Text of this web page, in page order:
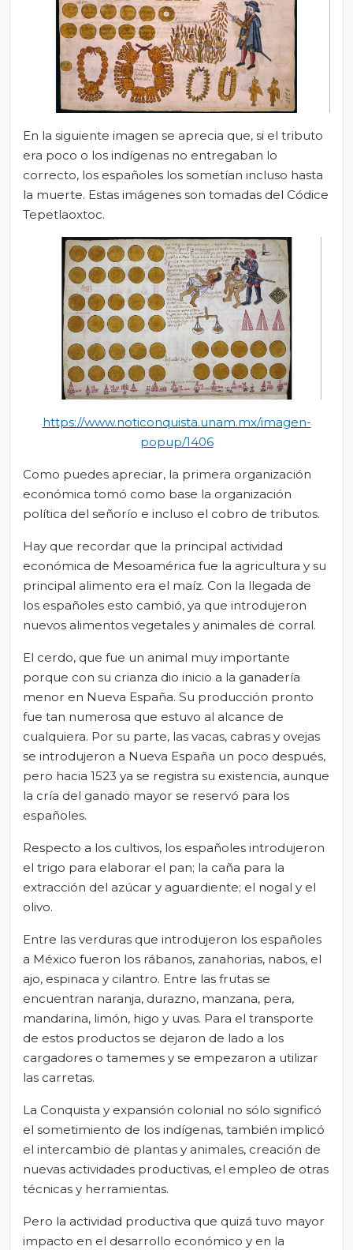
En la siguiente imagen se aprecia que, si el tributo
era poco o los indígenas no entregaban lo
correcto, los españoles los sometían incluso hasta
la muerte. Estas imágenes son tomadas del Códice
Tepetlaoxtoc.
https://www.noticonquista.unam.mx/imagen-
popup/1406
Como puedes apreciar, la primera organización
económica tomó como base la organización
política del señorío e incluso el cobro de tributos.
Hay que recordar que la principal actividad
económica de Mesoamérica fue la agricultura y su
principal alimento era el maíz. Con la llegada de
los españoles esto cambió, ya que introdujeron
nuevos alimentos vegetales y animales de corral.
El cerdo, que fue un animal muy importante
porque con su crianza dio inicio a la ganadería
menor en Nueva España. Su producción pronto
fue tan numerosa que estuvo al alcance de
cualquiera. Por su parte, las vacas, cabras y ovejas
se introdujeron a Nueva España un poco después,
pero hacia 1523 ya se registra su existencia, aunque
la cría del ganado mayor se reservó para los
españoles.
Respecto a los cultivos, los españoles introdujeron
el trigo para elaborar el pan; la caña para la
extracción del azúcar y aguardiente; el nogal y el
olivo.
Entre las verduras que introdujeron los españoles
a México fueron los rábanos, zanahorias, nabos, el
ajo, espinaca y cilantro. Entre las frutas se
encuentran naranja, durazno, manzana, pera,
mandarina, limón, higo y uvas. Para el transporte
de estos productos se dejaron de lado a los
cargadores o tamemes y se empezaron a utilizar
las carretas.
La Conquista y expansión colonial no sólo significó
el sometimiento de los indígenas, también implicó
el intercambio de plantas y animales, creación de
nuevas actividades productivas, el empleo de otras
técnicas y herramientas.
Pero la actividad productiva que quizá tuvo mayor
impacto en el desarrollo económico y en la